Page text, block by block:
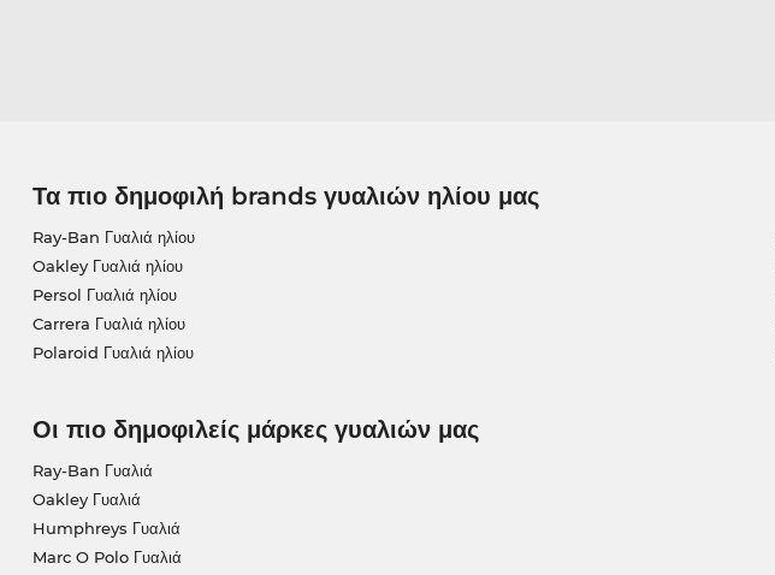
Τα πιο δημοφιλή brands γυαλιών ηλίου μας
Ray-Ban Γυαλιά ηλίου
Oakley Γυαλιά ηλίου
Persol Γυαλιά ηλίου
Carrera Γυαλιά ηλίου
Polaroid Γυαλιά ηλίου
Οι πιο δημοφιλείς μάρκες γυαλιών μας
Ray-Ban Γυαλιά
Oakley Γυαλιά
Humphreys Γυαλιά
Marc O Polo Γυαλιά